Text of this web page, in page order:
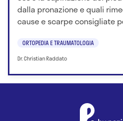
dalla pronazione e quali
cause e scarpe consigliate
ORTOPEDIA E TRAUMATOLOGIA
Dr. Christian Raddato